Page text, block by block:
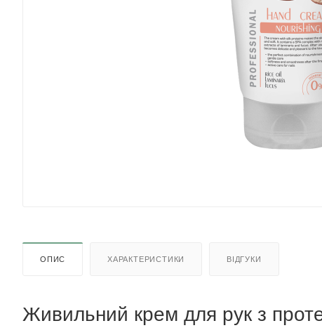
ОПИС ХАРАКТЕРИСТИКИ ВІДГУКИ
Живильний крем для рук з